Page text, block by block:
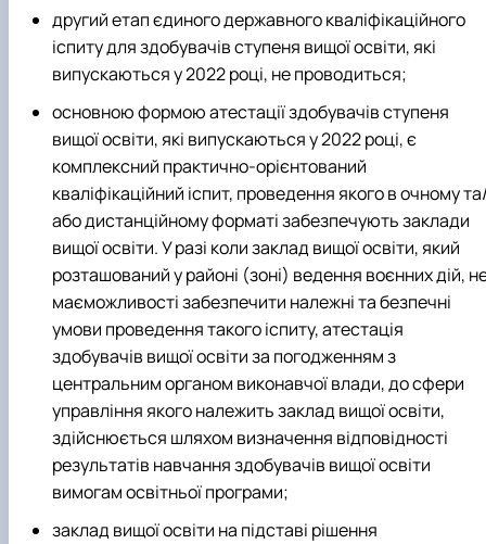
другий етап єдиного державного кваліфікаційного
іспиту для здобувачів ступеня вищої освіти, які
випускаються у 2022 році, не проводиться;
основною формою атестації здобувачів ступеня
вищої освіти, які випускаються у 2022 році, є
комплексний практично-орієнтований
кваліфікаційний іспит, проведення якого в очному
або дистанційному форматі забезпечують заклади
вищої освіти. У разі коли заклад вищої освіти, який
розташований у районі (зоні) ведення воєнних дій,
маєможливості забезпечити належні та безпечні
умови проведення такого іспиту, атестація
здобувачів вищої освіти за погодженням з
центральним органом виконавчої влади, до сфери
управління якого належить заклад вищої освіти,
здійснюється шляхом визначення відповідності
результатів навчання здобувачів вищої освіти
вимогам освітньої програми;
заклад вищої освіти на підставі рішення